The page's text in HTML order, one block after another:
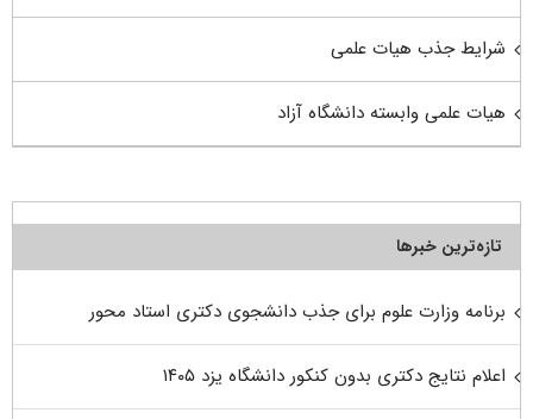
شرایط جذب هیات علمی
هیات علمی وابسته دانشگاه آزاد
تازه‌ترین خبرها
برنامه وزارت علوم برای جذب دانشجوی دکتری استاد محور
اعلام نتایج دکتری بدون کنکور دانشگاه یزد ۱۴۰۵